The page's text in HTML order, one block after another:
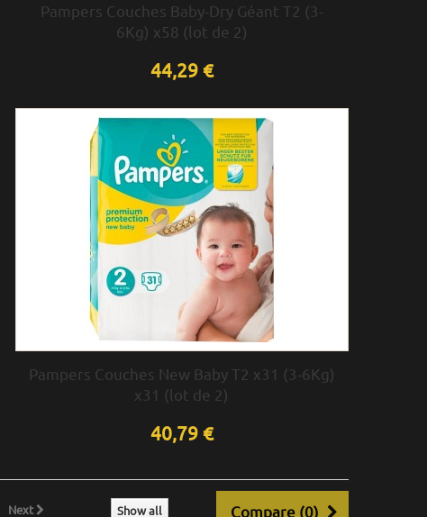
Pampers Couches Baby-Dry Géant T2 (3-
6Kg) x58 (lot de 2)
44,29 €
Pampers Couches New Baby T2 x31 (3-6Kg)
x31 (lot de 2)
40,79 €
Compare (0)
Show all
Next